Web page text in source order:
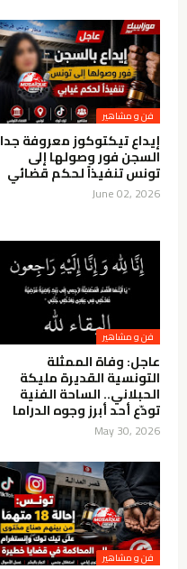
فن و مشاهير
إيداع تيكتوكوز معروفة جدا
السجن فور وصولها إلى
تونس تنفيذاً لحكم قضائي
June 02, 2026
فن و مشاهير
عاجل: وفاة الممثلة
التونسية القديرة مليكة
الحبلاني.. الساحة الفنية
تودّع أحد أبرز وجوه الدراما
May 30, 2026
فن و مشاهير